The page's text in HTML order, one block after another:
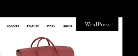
WordPress